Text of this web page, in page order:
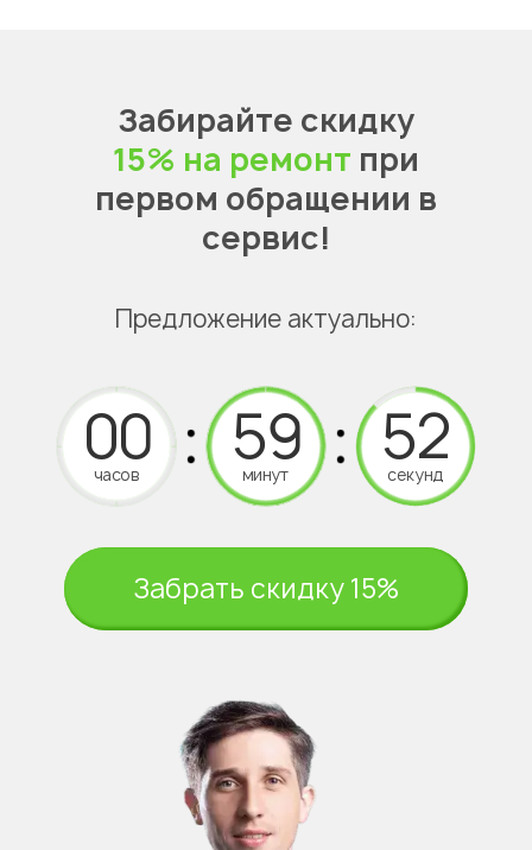
Забирайте скидку
15% на ремонт при
первом обращении в
сервис!
Предложение актуально:
часов минут секунд
Забрать скидку 15%